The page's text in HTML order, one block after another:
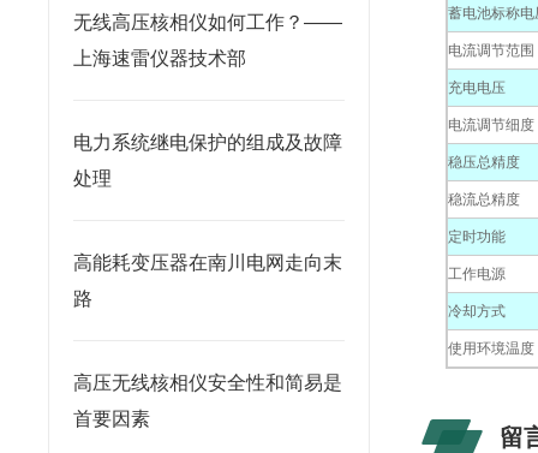
无线高压核相仪如何工作？——
上海速雷仪器技术部
电力系统继电保护的组成及故障
处理
高能耗变压器在南川电网走向末
路
高压无线核相仪安全性和简易是
首要因素
蓄电池标称电
电流调节范围
充电电压
电流调节细度
稳压总精度
稳流总精度
定时功能
工作电源
冷却方式
使用环境温度
留